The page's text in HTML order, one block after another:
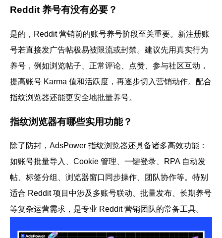
Reddit 养号有没有必要？
是的，Reddit 营销前的账号养号阶段至关重要。新注册账
号若直接发广告帖极易被限流或封禁。建议先用真实行为
养号，例如浏览帖子、正常评论、点赞、参与社区互动，
提高账号 Karma 值和活跃度，再逐步切入营销动作。配合
指纹浏览器还能更安全地批量养号。
指纹浏览器有哪些实用功能？
除了防封，AdsPower 指纹浏览器还具备诸多高效功能：
如账号批量导入、Cookie 管理、一键登录、RPA 自动发
帖、标签分组、浏览器窗口同步操作、团队协作等。特别
适合 Reddit 项目中涉及多账号联动、批量发布、长期养号
等复杂运营需求，是专业 Reddit 营销团队的常备工具。